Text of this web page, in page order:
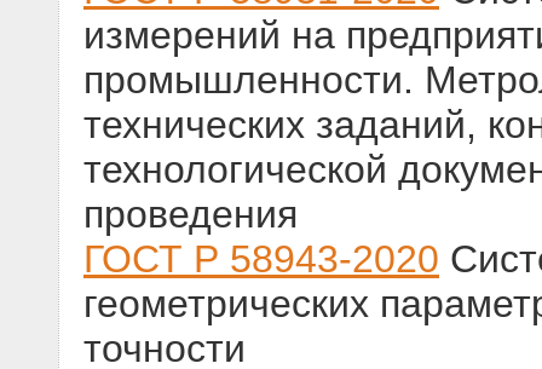
измерений на
промышленности.
технических заданий,
технологической
проведения
ГОСТ Р 58943-2020
геометрических
точности